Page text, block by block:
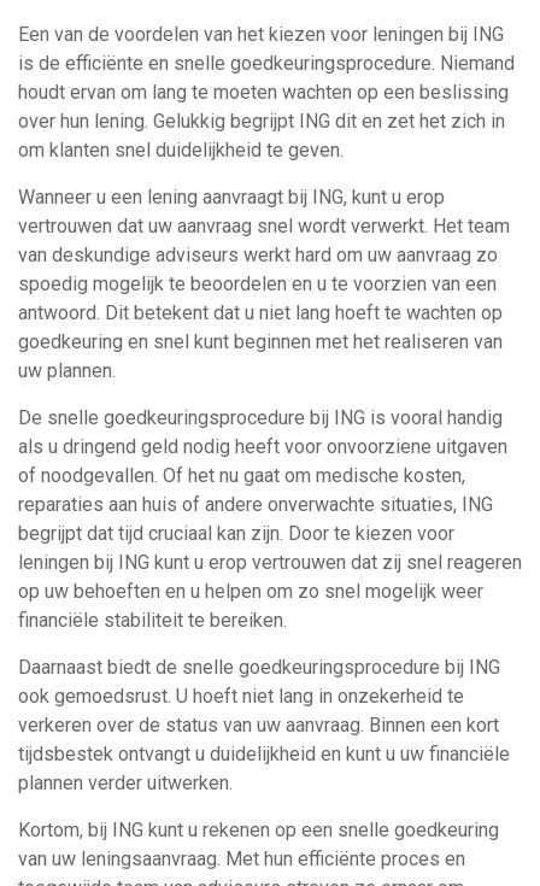
Een van de voordelen van het kiezen voor leningen bij ING
is de efficiënte en snelle goedkeuringsprocedure. Niemand
houdt ervan om lang te moeten wachten op een beslissing
over hun lening. Gelukkig begrijpt ING dit en zet het zich in
om klanten snel duidelijkheid te geven.
Wanneer u een lening aanvraagt bij ING, kunt u erop
vertrouwen dat uw aanvraag snel wordt verwerkt. Het team
van deskundige adviseurs werkt hard om uw aanvraag zo
spoedig mogelijk te beoordelen en u te voorzien van een
antwoord. Dit betekent dat u niet lang hoeft te wachten op
goedkeuring en snel kunt beginnen met het realiseren van
uw plannen.
De snelle goedkeuringsprocedure bij ING is vooral handig
als u dringend geld nodig heeft voor onvoorziene uitgaven
of noodgevallen. Of het nu gaat om medische kosten,
reparaties aan huis of andere onverwachte situaties, ING
begrijpt dat tijd cruciaal kan zijn. Door te kiezen voor
leningen bij ING kunt u erop vertrouwen dat zij snel reageren
op uw behoeften en u helpen om zo snel mogelijk weer
financiële stabiliteit te bereiken.
Daarnaast biedt de snelle goedkeuringsprocedure bij ING
ook gemoedsrust. U hoeft niet lang in onzekerheid te
verkeren over de status van uw aanvraag. Binnen een kort
tijdsbestek ontvangt u duidelijkheid en kunt u uw financiële
plannen verder uitwerken.
Kortom, bij ING kunt u rekenen op een snelle goedkeuring
van uw leningsaanvraag. Met hun efficiënte proces en